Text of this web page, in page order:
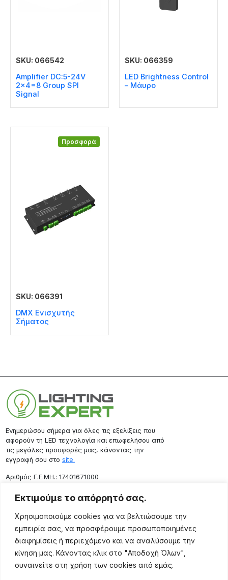
Εκτιμούμε το απόρρητό σας.
Χρησιμοποιούμε cookies για να βελτιώσουμε την
εμπειρία σας, να προσφέρουμε προσωποποιημένες
διαφημίσεις ή περιεχόμενο και να αναλύσουμε την
κίνηση μας. Κάνοντας κλικ στο "Αποδοχή Όλων",
συναινείτε στη χρήση των cookies από εμάς.
SKU: 066542
Amplifier DC:5-24V
2×4=8 Group SPI
Signal
SKU: 066359
LED Brightness Control
– Μάυρο
Προσφορά
SKU: 066391
DMX Ενισχυτής
Σήματος
Ενημερώσου σήμερα για όλες τις εξελίξεις που
αφορούν τη LED τεχνολογία και επωφελήσου από
τις μεγάλες προσφορές μας, κάνοντας την
εγγραφή σου στο site.
Aριθμός Γ.Ε.ΜΗ.: 17401671000
Επικοινωνία
Ρόδου 133, Αθήνα 10443
(+30) 211 725 5427
sales@lightingexpert.gr